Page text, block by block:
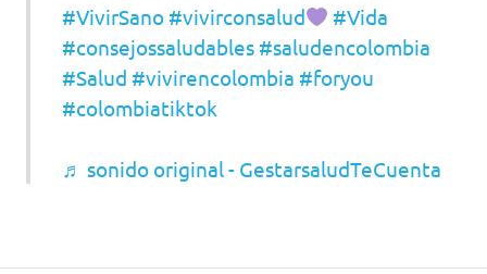
#VivirSano #vivirconsalud
#Vida
#consejossaludables #saludencolombia
#Salud #vivirencolombia #foryou
#colombiatiktok
♬ sonido original - GestarsaludTeCuenta